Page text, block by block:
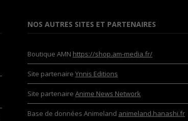
NOS AUTRES SITES ET PARTENAIRES
Boutique AMN https://shop.am-media.fr/
Site partenaire Ynnis Editions
Site partenaire Anime News Network
Base de données Animeland animeland.hanashi.fr